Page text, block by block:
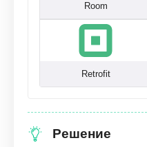
Room
Retrofit
Решение